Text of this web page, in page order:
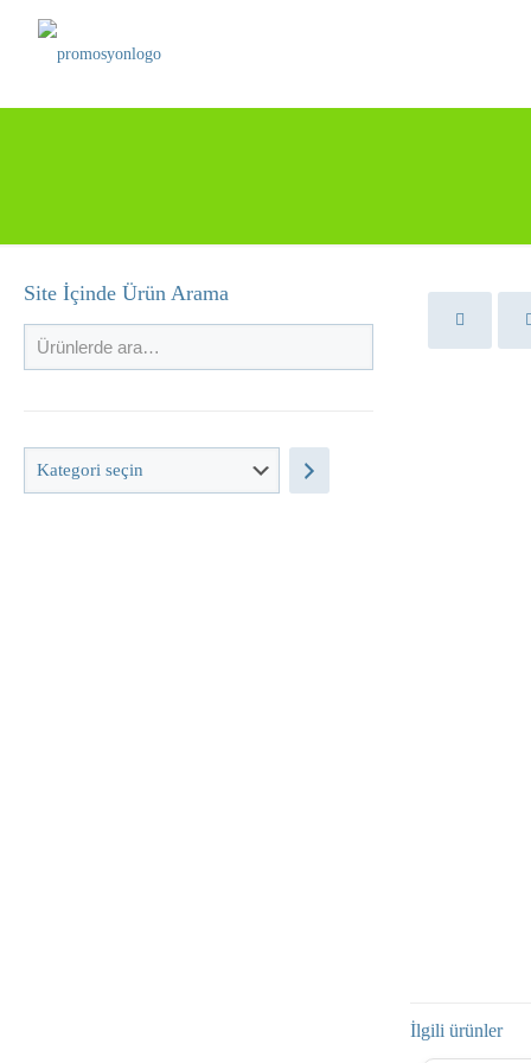
İlgili ürünler
Site İçinde Ürün Arama
Kategori